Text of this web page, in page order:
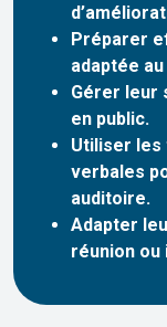
Préparer
adaptée
Gérer leur
en public.
Utiliser les
verbales
auditoire.
Adapter
réunion ou